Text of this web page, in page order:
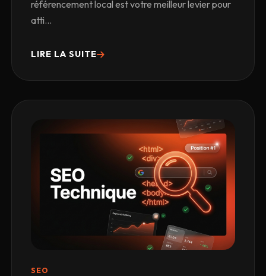
référencement local est votre meilleur levier pour
atti...
LIRE LA SUITE
SEO